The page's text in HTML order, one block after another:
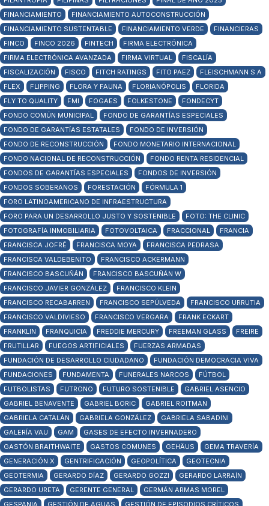
FINANCIAMIENTO
FINANCIAMIENTO AUTOCONSTRUCCIÓN
FINANCIAMIENTO SUSTENTABLE
FINANCIAMIENTO VERDE
FINANCIERAS
FINCO
FINCO 2026 FINTECH
FIRMA ELECTRÓNICA
FIRMA ELECTRÓNICA AVANZADA
FIRMA VIRTUAL
FISCALÍA
FISCALIZACIÓN
FISCO FITCH RATINGS FITO PAEZ
FLEISCHMANN S.A
FLEX
FLIPPING FLORA Y FAUNA FLORIANÓPOLIS
FLORIDA
FLY TO QUALITY
FMI FOGAES FOLKESTONE
FONDECYT
FONDO COMÚN MUNICIPAL
FONDO DE GARANTÍAS ESPECIALES
FONDO DE GARANTÍAS ESTATALES
FONDO DE INVERSIÓN
FONDO DE RECONSTRUCCIÓN
FONDO MONETARIO INTERNACIONAL
FONDO NACIONAL DE RECONSTRUCCIÓN
FONDO RENTA RESIDENCIAL
FONDOS DE GARANTÍAS ESPECIALES
FONDOS DE INVERSIÓN
FONDOS SOBERANOS
FORESTACIÓN
FÓRMULA 1
FORO LATINOAMERICANO DE INFRAESTRUCTURA
FORO PARA UN DESARROLLO JUSTO Y SOSTENIBLE
FOTO: THE CLINIC
FOTOGRAFÍA INMOBILIARIA
FOTOVOLTAICA FRACCIONAL
FRANCIA
FRANCISCA JOFRÉ
FRANCISCA MOYA
FRANCISCA PEDRASA
FRANCISCA VALDEBENITO
FRANCISCO ACKERMANN
FRANCISCO BASCUÑÁN
FRANCISCO BASCUÑÁN W
FRANCISCO JAVIER GONZÁLEZ
FRANCISCO KLEIN
FRANCISCO RECABARREN
FRANCISCO SEPÚLVEDA
FRANCISCO URRUTIA
FRANCISCO VALDIVIESO
FRANCISCO VERGARA
FRANK ECKART
FRANKLIN
FRANQUICIA FREDDIE MERCURY FREEMAN GLASS
FREIRE
FRUTILLAR
FUEGOS ARTIFICIALES
FUERZAS ARMADAS
FUNDACIÓN DE DESARROLLO CIUDADANO
FUNDACIÓN DEMOCRACIA VIVA
FUNDACIONES
FUNDAMENTA FUNERALES NARCOS
FÚTBOL
FUTBOLISTAS
FUTRONO FUTURO SOSTENIBLE
GABRIEL ASENCIO
GABRIEL BENAVENTE
GABRIEL BORIC
GABRIEL ROITMAN
GABRIELA CATALÁN
GABRIELA GONZÁLEZ
GABRIELA SABADINI
GALERÍA VAU
GAM
GASES DE EFECTO INVERNADERO
GASTÓN BRAITHWAITE
GASTOS COMUNES GEHÄUS
GEMA TRAVERÍA
GENERACIÓN X
GENTRIFICACIÓN GEOPOLÍTICA
GEOTECNIA
GEOTERMIA
GERARDO DÍAZ GERARDO GOZZI
GERARDO LARRAÍN
GERARDO URETA
GERENTE GENERAL
GERMÁN ARMAS MOREL